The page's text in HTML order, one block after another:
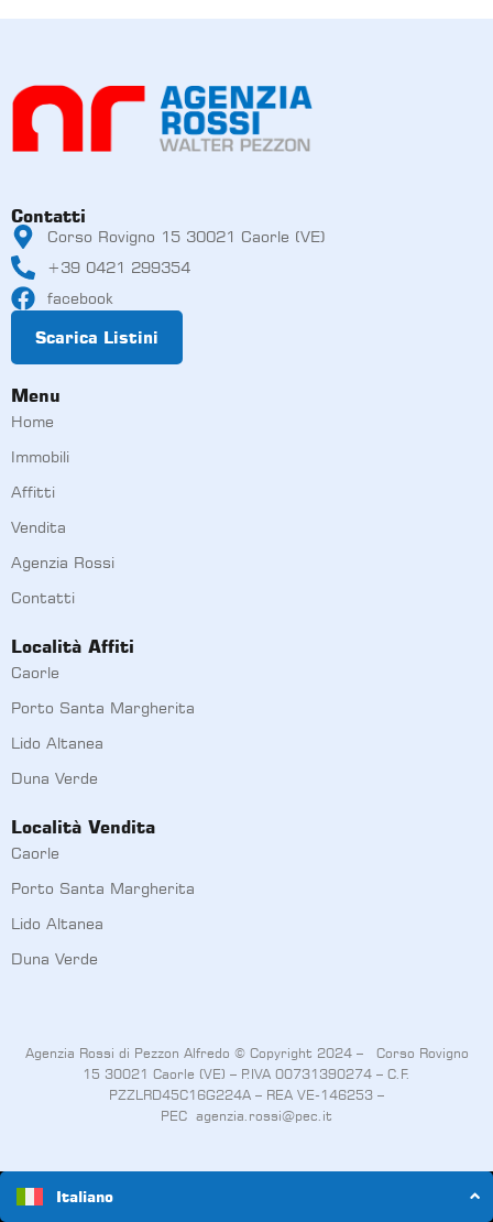
Contatti
Corso Rovigno 15 30021 Caorle (VE)
+39 0421 299354
facebook
Scarica Listini
Menu
Home
Immobili
Affitti
Vendita
Agenzia Rossi
Contatti
Località Affiti
Caorle
Porto Santa Margherita
Lido Altanea
Duna Verde
Località Vendita
Caorle
Porto Santa Margherita
Lido Altanea
Duna Verde
Agenzia Rossi di Pezzon Alfredo © Copyright 2024 – Corso Rovigno
15 30021 Caorle (VE) – P.IVA 00731390274 – C.F.
PZZLRD45C16G224A – REA VE-146253 –
PEC agenzia.rossi@pec.it
Termini e Condizioni
Italiano